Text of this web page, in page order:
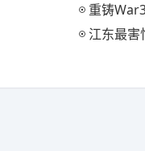
重铸War3
江东最害